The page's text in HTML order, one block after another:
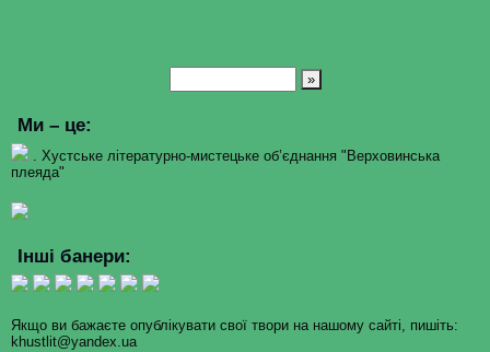
Ми – це:
. Хустське літературно-мистецьке об’єднання "Верховинська
плеяда"
Інші банери:
Якщо ви бажаєте опублікувати свої твори на нашому сайті, пишіть:
khustlit@yandex.ua